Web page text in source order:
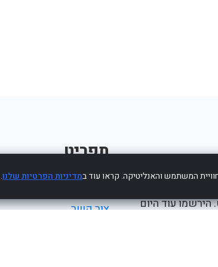
עוד היום
תפריט
צור קשר
המשתמש והאנליטיקה. קראו עוד במדיניות הפרטיות שלנו.